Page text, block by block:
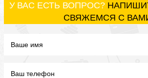
У ВАС ЕСТЬ ВОПРОС?
СВЯЖЕМСЯ С